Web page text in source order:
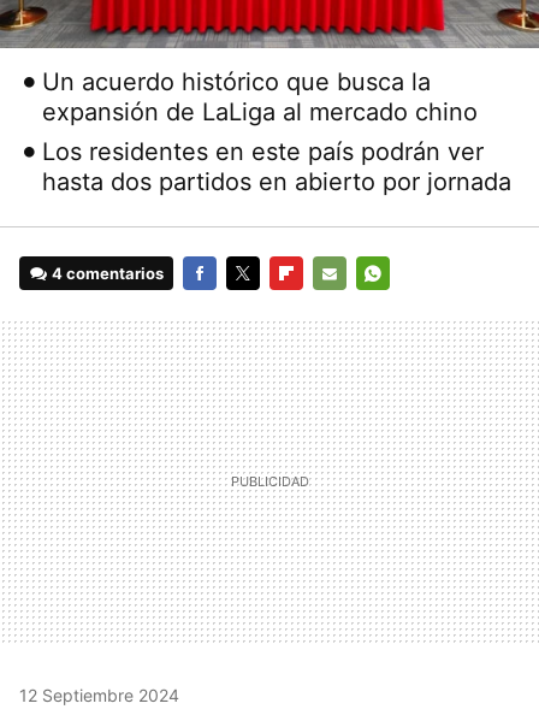
Un acuerdo histórico que busca la
expansión de LaLiga al mercado chino
Los residentes en este país podrán ver
hasta dos partidos en abierto por jornada
4 comentarios
MAIL
12 Septiembre 2024